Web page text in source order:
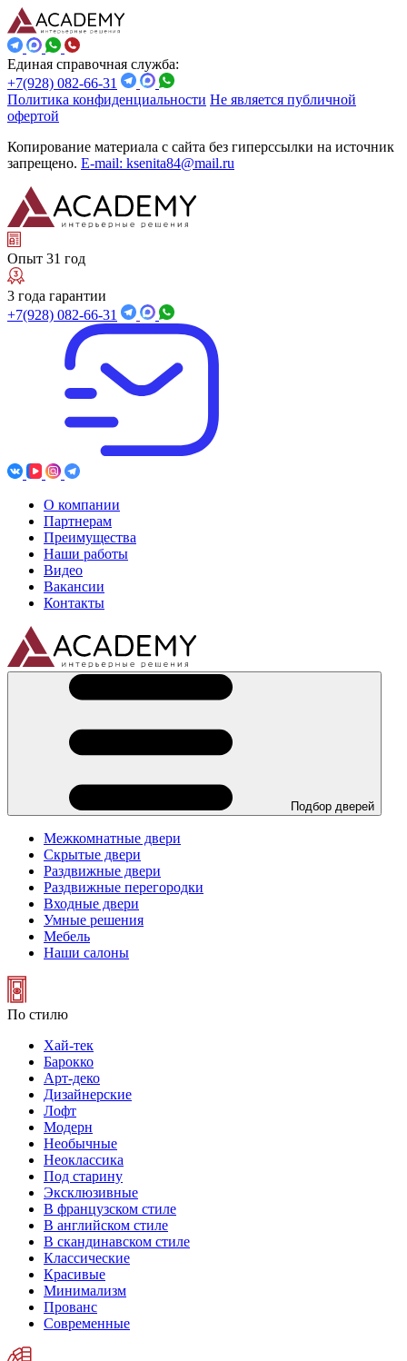
Единая справочная служба:
+7(928) 082-66-31
Политика конфиденциальности Не является публичной
офертой
Копирование материала с сайта без гиперссылки на источник
запрещено. E-mail: ksenita84@mail.ru
Опыт 31 год
3 года гарантии
+7(928) 082-66-31
О компании
Партнерам
Преимущества
Наши работы
Видео
Вакансии
Контакты
Подбор дверей
Межкомнатные двери
Скрытые двери
Раздвижные двери
Раздвижные перегородки
Входные двери
Умные решения
Мебель
Наши салоны
По стилю
Хай-тек
Барокко
Арт-деко
Дизайнерские
Лофт
Модерн
Необычные
Неоклассика
Под старину
Эксклюзивные
В французском стиле
В английском стиле
В скандинавском стиле
Классические
Красивые
Минимализм
Прованс
Современные